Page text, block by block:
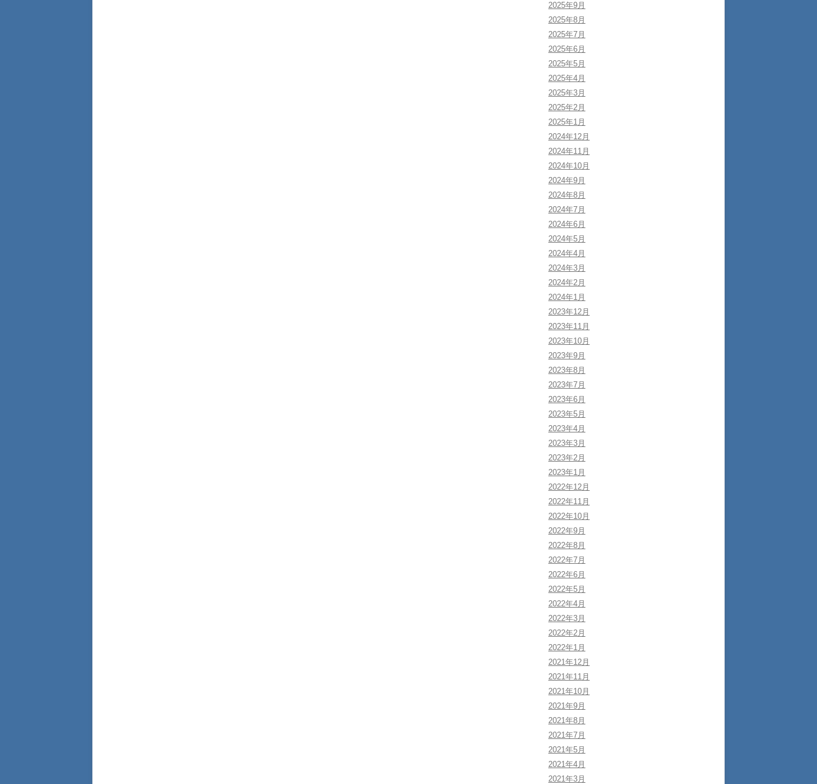
2025年9月
2025年8月
2025年7月
2025年6月
2025年5月
2025年4月
2025年3月
2025年2月
2025年1月
2024年12月
2024年11月
2024年10月
2024年9月
2024年8月
2024年7月
2024年6月
2024年5月
2024年4月
2024年3月
2024年2月
2024年1月
2023年12月
2023年11月
2023年10月
2023年9月
2023年8月
2023年7月
2023年6月
2023年5月
2023年4月
2023年3月
2023年2月
2023年1月
2022年12月
2022年11月
2022年10月
2022年9月
2022年8月
2022年7月
2022年6月
2022年5月
2022年4月
2022年3月
2022年2月
2022年1月
2021年12月
2021年11月
2021年10月
2021年9月
2021年8月
2021年7月
2021年5月
2021年4月
2021年3月